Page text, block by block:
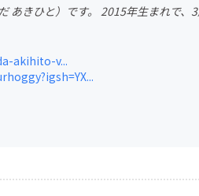
ービス開発 フード
あきひと）です。 2015年生まれで
akihito-v...